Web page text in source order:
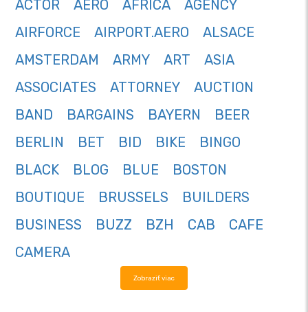
ACTOR
AERO AFRICA
AGENCY
AIRFORCE
AIRPORT.AERO
ALSACE
AMSTERDAM
ARMY ART
ASIA
ASSOCIATES
ATTORNEY
AUCTION
BAND
BARGAINS BAYERN
BEER
BERLIN
BET BID BIKE
BINGO
BLACK
BLOG BLUE
BOSTON
BOUTIQUE
BRUSSELS
BUILDERS
BUSINESS
BUZZ BZH CAB
CAFE
CAMERA
Zobraziť viac